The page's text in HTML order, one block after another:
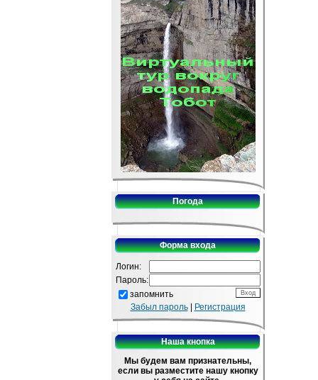
Погода
Форма входа
Логин:
Пароль:
запомнить
Забыл пароль| Регистрация
Наша кнопка
Мы будем вам признательны,
если вы разместите нашу кнопку